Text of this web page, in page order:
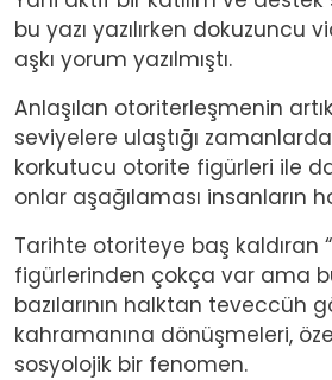
bu yazı yazılırken dokuzuncu
aşkı yorum yazılmıştı.
Anlaşılan otoriterleşmenin
seviyelere ulaştığı zamanlarda
korkutucu otorite figürleri ile
onlar aşağılaması insanların
Tarihte otoriteye baş kaldıran
figürlerinden çokça var ama
bazılarının halktan teveccüh
kahramanına dönüşmeleri,
sosyolojik bir fenomen.